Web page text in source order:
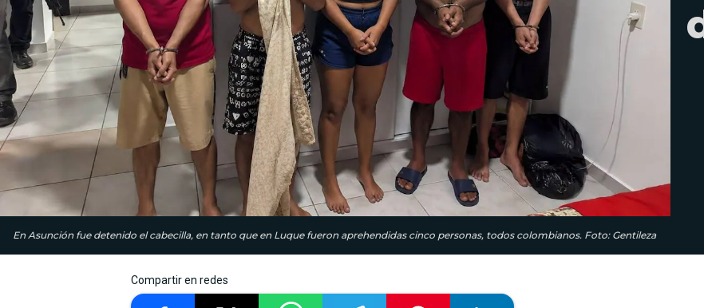
En Asunción fue detenido el cabecilla, en tanto que en Luque fueron aprehendidas cinco personas, todos colombianos. Foto: Gentileza
Compartir en redes